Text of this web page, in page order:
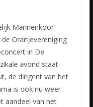
Mannenkoor
Oranjevereniging
in De
avond staat
de dirigent van het
is ook nu weer
aandeel van het